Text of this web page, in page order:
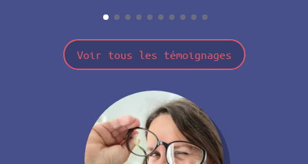
Voir tous les témoignages